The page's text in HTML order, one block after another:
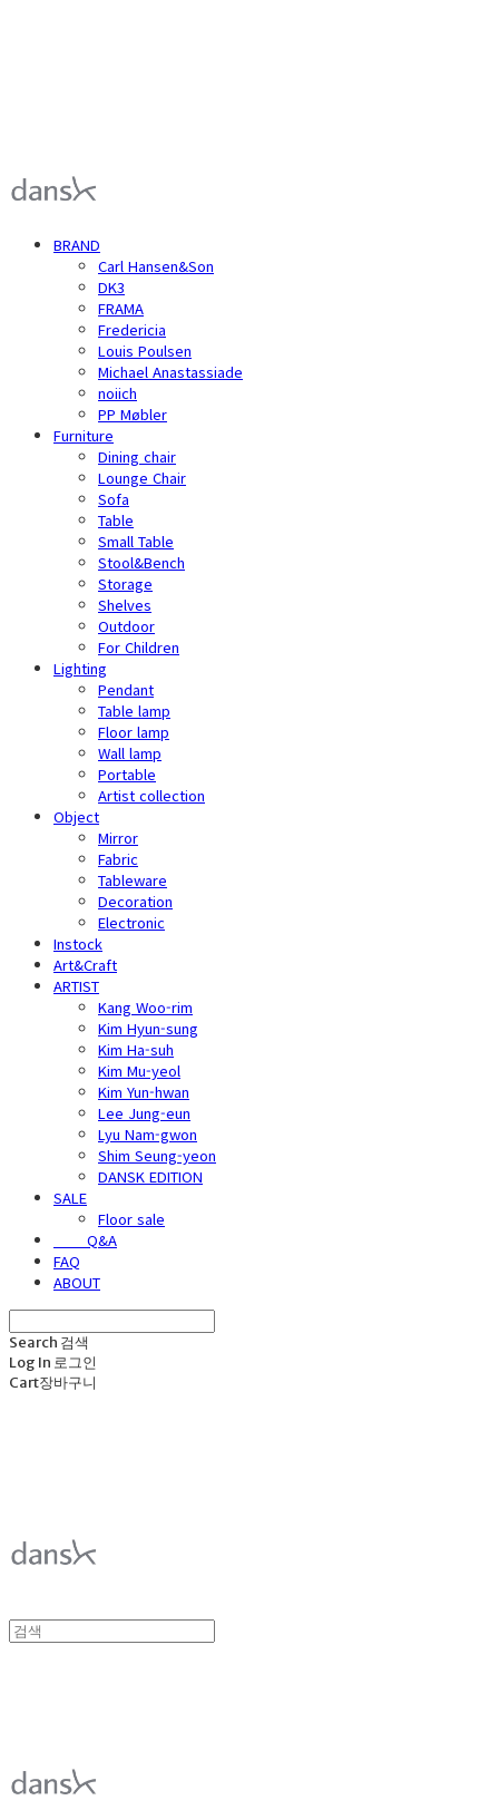
BRAND
Carl Hansen&Son
DK3
FRAMA
Fredericia
Louis Poulsen
Michael Anastassiade
noiich
PP Møbler
Furniture
Dining chair
Lounge Chair
Sofa
Table
Small Table
Stool&Bench
Storage
Shelves
Outdoor
For Children
Lighting
Pendant
Table lamp
Floor lamp
Wall lamp
Portable
Artist collection
Object
Mirror
Fabric
Tableware
Decoration
Electronic
Instock
Art&Craft
ARTIST
Kang Woo-rim
Kim Hyun-sung
Kim Ha-suh
Kim Mu-yeol
Kim Yun-hwan
Lee Jung-eun
Lyu Nam-gwon
Shim Seung-yeon
DANSK EDITION
SALE
Floor sale
⠀⠀⠀Q&A
FAQ
ABOUT
Search 검색
Log In 로그인
Cart장바구니